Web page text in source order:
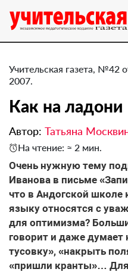
Учительская газета, №42
2007.
Как на ладони
Автор: Татьяна
На чтение: ≈ 2 мин.
Очень нужную тему
Иванова в письме
что в Андогской школе
языку относятся с
для оптимизма?
говорит и даже думает
тусовку», «накрыть
«пришли кранты»… Для